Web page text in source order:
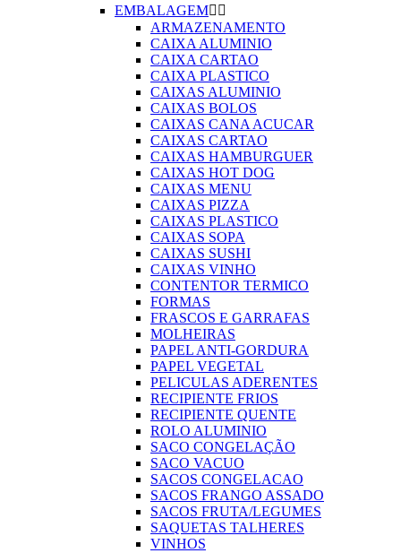
EMBALAGEM 
ARMAZENAMENTO
CAIXA ALUMINIO
CAIXA CARTAO
CAIXA PLASTICO
CAIXAS ALUMINIO
CAIXAS BOLOS
CAIXAS CANA ACUCAR
CAIXAS CARTAO
CAIXAS HAMBURGUER
CAIXAS HOT DOG
CAIXAS MENU
CAIXAS PIZZA
CAIXAS PLASTICO
CAIXAS SOPA
CAIXAS SUSHI
CAIXAS VINHO
CONTENTOR TERMICO
FORMAS
FRASCOS E GARRAFAS
MOLHEIRAS
PAPEL ANTI-GORDURA
PAPEL VEGETAL
PELICULAS ADERENTES
RECIPIENTE FRIOS
RECIPIENTE QUENTE
ROLO ALUMINIO
SACO CONGELAÇÃO
SACO VACUO
SACOS CONGELACAO
SACOS FRANGO ASSADO
SACOS FRUTA/LEGUMES
SAQUETAS TALHERES
VINHOS